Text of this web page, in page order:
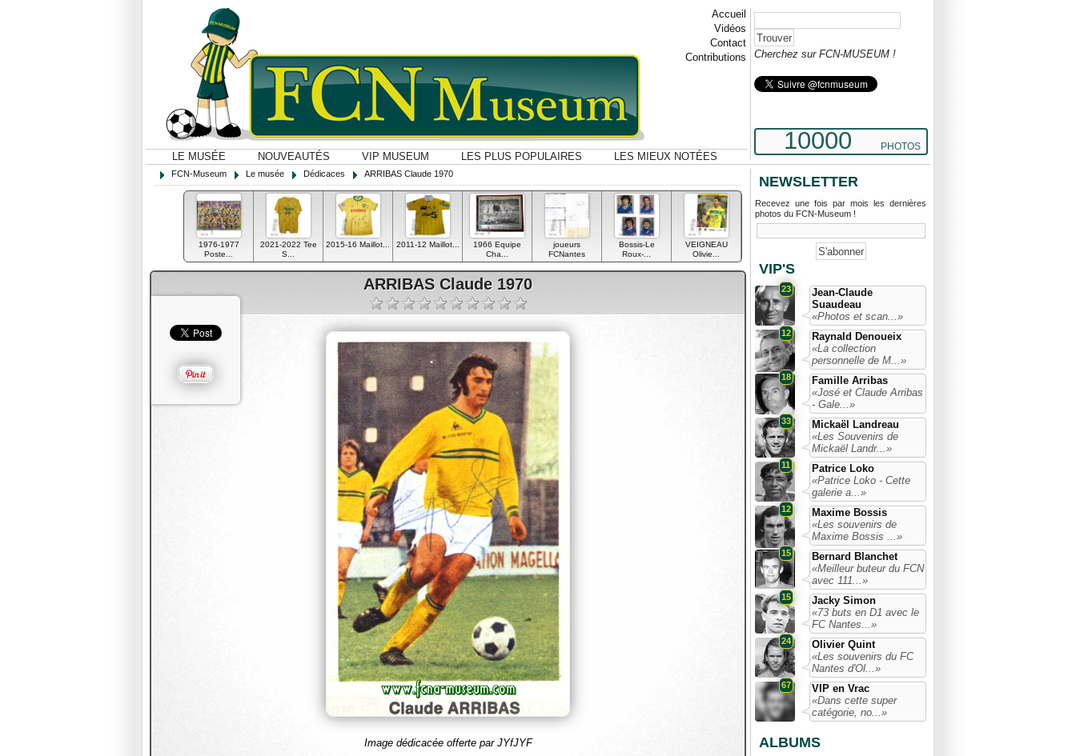
Accueil
Vidéos
Contact
Contributions
LE MUSÉE NOUVEAUTÉS VIP MUSEUM LES PLUS POPULAIRES LES MIEUX NOTÉES
Cherchez sur FCN-MUSEUM !
10000 PHOTOS
FCN-Museum Le musée Dédicaces ARRIBAS Claude 1970
1976-1977
Poste...
2021-2022 Tee
S...
2015-16 Maillot... 2011-12 Maillot...
1966 Equipe
Cha...
joueurs
FCNantes
Bossis-Le
Roux-...
VEIGNEAU
Olivie...
ARRIBAS Claude 1970
Image dédicacée offerte par JYfJYF
NEWSLETTER
Recevez une fois par mois les dernières
photos du FCN-Museum !
VIP'S
23
Jean-Claude
Suaudeau
«Photos et scan...»
12
Raynald Denoueix
«La collection
personnelle de M...»
18
Famille Arribas
«José et Claude Arribas
- Gale...»
33
Mickaël Landreau
«Les Souvenirs de
Mickaël Landr...»
11
Patrice Loko
«Patrice Loko - Cette
galerie a...»
12
Maxime Bossis
«Les souvenirs de
Maxime Bossis ...»
15
Bernard Blanchet
«Meilleur buteur du FCN
avec 111...»
15
Jacky Simon
«73 buts en D1 avec le
FC Nantes...»
24
Olivier Quint
«Les souvenirs du FC
Nantes d'Ol...»
67
VIP en Vrac
«Dans cette super
catégorie, no...»
ALBUMS